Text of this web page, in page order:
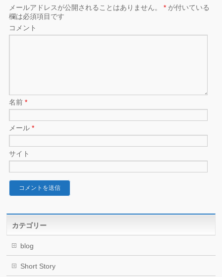
メールアドレスが公開されることはありません。 * が付いている
欄は必須項目です
コメント
名前*
メール*
サイト
カテゴリー
blog
Short Story